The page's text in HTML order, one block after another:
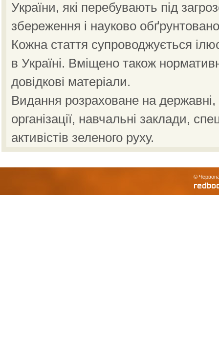
України, які перебувають під
збереження і науково
Кожна стаття супроводжується
в Україні. Вміщено також
довідкові матеріали.
Видання розраховане на державні,
організації, навчальні заклади,
активістів зеленого руху.
©